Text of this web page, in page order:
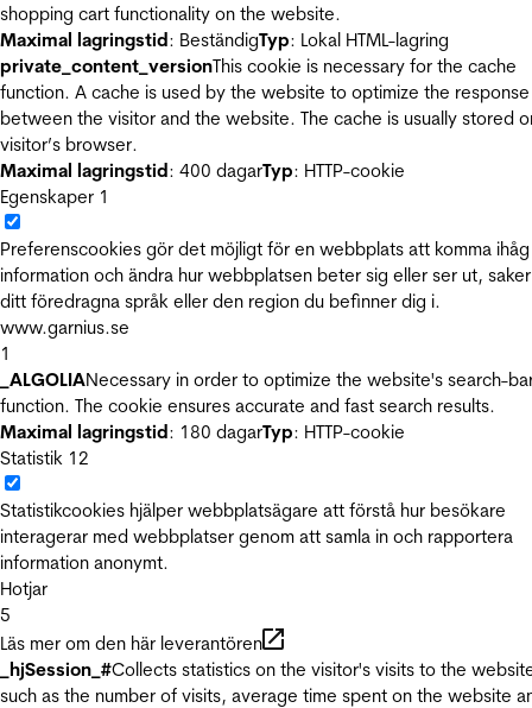
shopping cart functionality on the website.
Maximal lagringstid: BeständigTyp: Lokal HTML-lagring
private_content_versionThis cookie is necessary for the cache
function. A cache is used by the website to optimize the
between the visitor and the website. The cache is usually stored
visitor’s browser.
Maximal lagringstid: 400 dagarTyp: HTTP-cookie
Egenskaper 1
Preferenscookies gör det möjligt för en webbplats att komma ihåg
information och ändra hur webbplatsen beter sig eller ser ut,
ditt föredragna språk eller den region du befinner dig i.
www.garnius.se
1
_ALGOLIANecessary in order to optimize the website's search-
function. The cookie ensures accurate and fast search results.
Maximal lagringstid: 180 dagarTyp: HTTP-cookie
Statistik 12
Statistikcookies hjälper webbplatsägare att förstå hur besökare
interagerar med webbplatser genom att samla in och rapportera
information anonymt.
Hotjar
5
Läs mer om den här leverantören
_hjSession_#Collects statistics on the visitor's visits to the
such as the number of visits, average time spent on the website